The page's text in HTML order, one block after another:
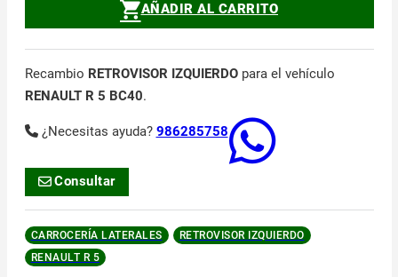
AÑADIR AL CARRITO
Recambio RETROVISOR IZQUIERDOpara el vehículo
RENAULT R 5 BC40.
¿Necesitas ayuda? 986285758
Consultar
CARROCERÍA LATERALES
RETROVISOR IZQUIERDO
RENAULT R 5